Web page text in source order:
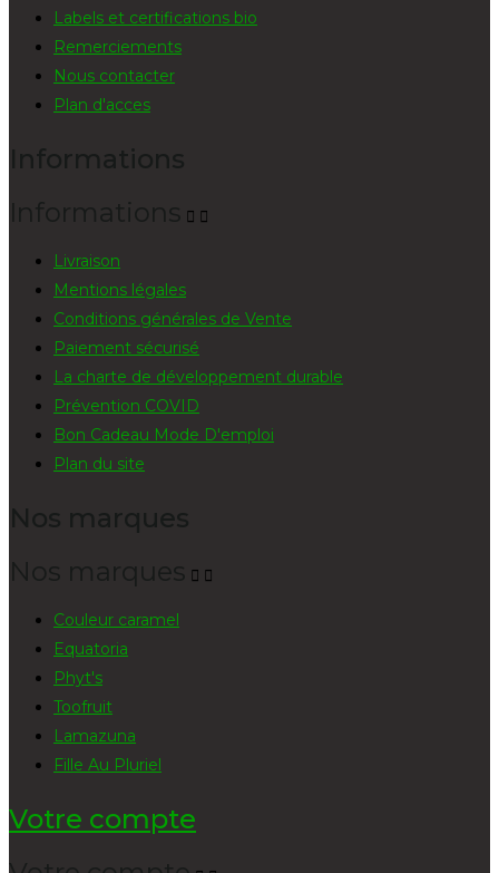
Labels et certifications bio
Remerciements
Nous contacter
Plan d'acces
Informations
Informations  
Livraison
Mentions légales
Conditions générales de Vente
Paiement sécurisé
La charte de développement durable
Prévention COVID
Bon Cadeau Mode D'emploi
Plan du site
Nos marques
Nos marques  
Couleur caramel
Equatoria
Phyt's
Toofruit
Lamazuna
Fille Au Pluriel
Votre compte